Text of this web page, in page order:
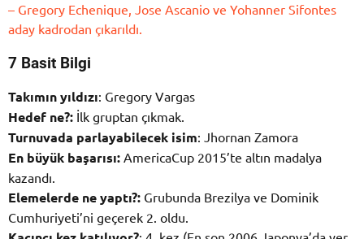
– Gregory Echenique, Jose Ascanio ve Yohanner Sifontes
aday kadrodan çıkarıldı.
7 Basit Bilgi
Takımın yıldızı: Gregory Vargas
Hedef ne?: İlk gruptan çıkmak.
Turnuvada parlayabilecek isim: Jhornan Zamora
En büyük başarısı: AmericaCup 2015’te altın madalya
kazandı.
Elemelerde ne yaptı?: Grubunda Brezilya ve Dominik
Cumhuriyeti’ni geçerek 2. oldu.